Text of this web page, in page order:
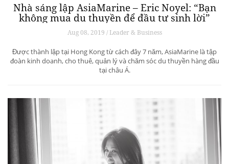
Nhà sáng lập AsiaMarine – Eric Noyel: “Bạn
không mua du thuyền để đầu tư sinh lời”
Aug 08, 2019 / Leader & Business
Được thành lập tại Hong Kong từ cách đây 7 năm, AsiaMarine là tập
đoàn kinh doanh, cho thuê, quản lý và chăm sóc du thuyền hàng đầu
tại châu Á.